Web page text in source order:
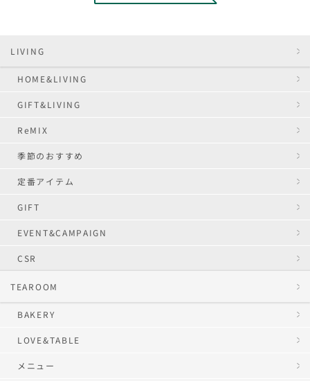
LIVING
HOME&LIVING
GIFT&LIVING
ReMIX
季節のおすすめ
定番アイテム
GIFT
EVENT&CAMPAIGN
CSR
TEAROOM
BAKERY
LOVE&TABLE
メニュー